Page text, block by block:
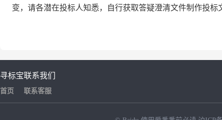
变，请各潜在投标人知悉， 自行获取答疑澄清文件制作投标
寻标宝
首页
联系我们
联系客服